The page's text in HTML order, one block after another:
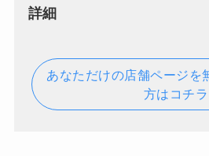
詳細
あなただけの店舗ページを
方はコチラ